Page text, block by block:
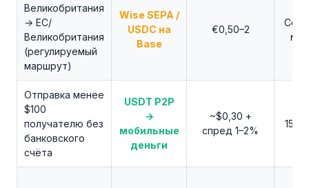
Великобритания
→ ЕС/
Великобритания
(регулируемый
маршрут)
Wise SEPA /
USDC на
Base
€0,50–2
Отправка менее
$100
получателю без
банковского
счёта
USDT P2P
→
мобильные
деньги
~$0,30 +
спред 1–2%